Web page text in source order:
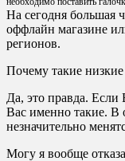
На сегодня большая
оффлайн магазине
регионов.
Почему такие
Да, это правда. Если
Вас именно такие. В
незначительно
Могу я вообще